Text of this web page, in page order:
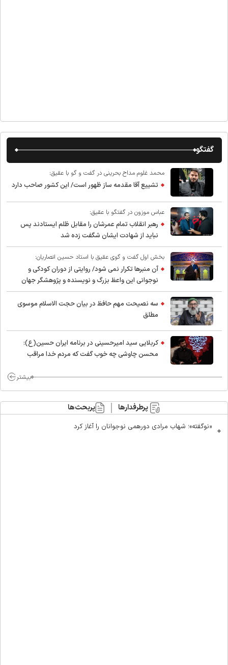
گفتگو
محمد غلوم مداح بحرینی در گفت و گو با عقیق:
تشییع آقا مقدمه ساز ظهور است/ این کشور صاحب دارد
عباس موزون در گفتگو با عقیق:
رهبر انقلاب تمام عمرشان را مقابل ظلم ایستادند پس
نباید از شهادت ایشان شگفت زده شد
بخش اول گفت و گوی عقیق با استاد حسین انصاریان:
آن منبرها تکرار نمی شود/ روایتی از دوران کودکی و
نوجوانی این واعظ بزرگ و نویسنده و پژوهشگر جهان
اسلام
سه نصیحت مهم حافظ در بیان حجت الاسلام موسوی
مطلق
کربلایی سید امیر‌حسینی در برنامه ایران حسین(ع):
محسن چاوشی چه خوب گفت که مردم خدا مراقب
بیشتر
پرطرفدارها پربحث‌ها
«نوگفته»؛ شهاب مرادی دورهمی نوجوانان را آغاز کرد